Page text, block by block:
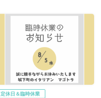
定休日＆臨時休業